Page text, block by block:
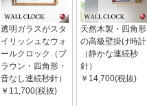
透明ガラスがスタ
イリッシュなウォ
ールクロック（ブ
ラウン・四角形・
音なし連続秒針）
￥11,700(税抜)
天然木製・四角形
の高級壁掛け時計
（静かな連続秒
針）
￥14,700(税抜)